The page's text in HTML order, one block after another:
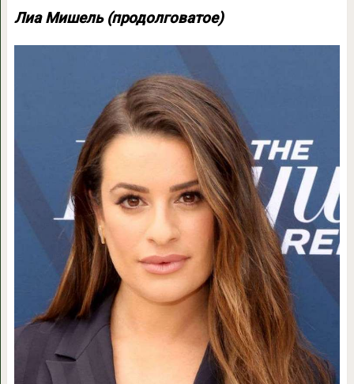
Лиа Мишель (продолговатое)